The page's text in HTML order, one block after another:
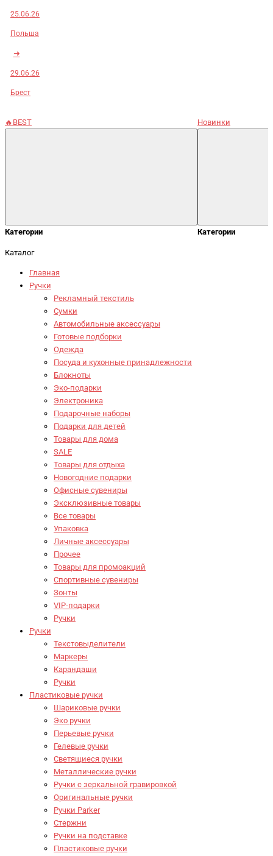
25.06.26
Польша
➜
29.06.26
Брест
🔥BEST
Категории
Новинки
Категории
Каталог
Главная
Ручки
Рекламный текстиль
Сумки
Автомобильные аксессуары
Готовые подборки
Одежда
Посуда и кухонные принадлежности
Блокноты
Эко-подарки
Электроника
Подарочные наборы
Подарки для детей
Товары для дома
SALE
Товары для отдыха
Новогодние подарки
Офисные сувениры
Эксклюзивные товары
Все товары
Упаковка
Личные аксессуары
Прочее
Товары для промоакций
Спортивные сувениры
Зонты
VIP-подарки
Ручки
Ручки
Текстовыделители
Маркеры
Карандаши
Ручки
Пластиковые ручки
Шариковые ручки
Эко ручки
Перьевые ручки
Гелевые ручки
Светящиеся ручки
Металлические ручки
Ручки с зеркальной гравировкой
Оригинальные ручки
Ручки Parker
Стержни
Ручки на подставке
Пластиковые ручки